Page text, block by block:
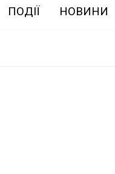
ПОДІЇ НОВИНИ